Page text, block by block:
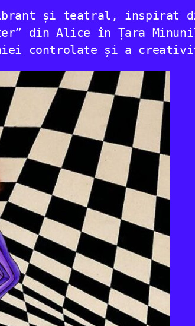
și teatral, inspirat
din Alice în Țara
controlate și a